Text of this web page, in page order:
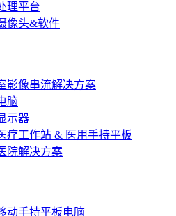
理平台
像头&软件
影像串流解决方案
脑
示器
疗工作站 & 医用手持平板
院解决方案
动手持平板电脑